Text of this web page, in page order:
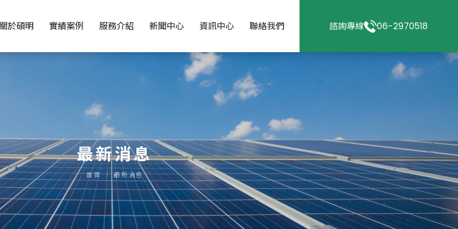
於碩明 實績案例 服務介紹 新聞中心 資訊中心 聯絡我們 諮詢專線 06-2970518
最新消息
首頁 最新消息